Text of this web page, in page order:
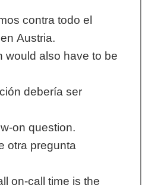
contra todo el
Austria.
would also have to be
debería ser
on question.
otra pregunta
on-call time is the